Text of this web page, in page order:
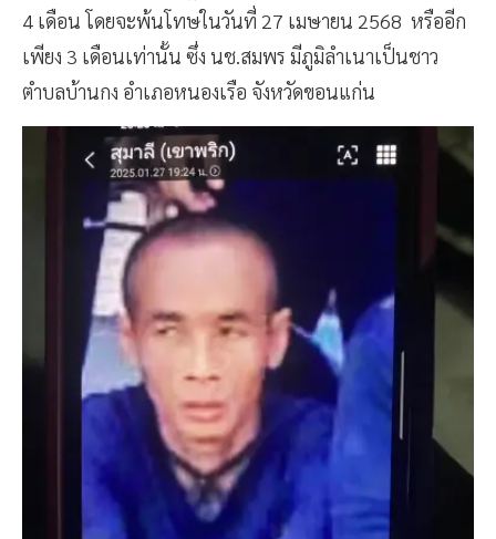
4 เดือน โดยจะพ้นโทษในวันที่ 27 เมษายน 2568 หรืออีก
เพียง 3 เดือนเท่านั้น ซึ่ง นช.สมพร มีภูมิลำเนาเป็นชาว
ตำบลบ้านกง อำเภอหนองเรือ จังหวัดขอนแก่น